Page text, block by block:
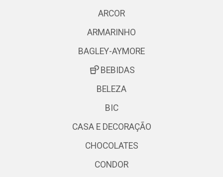
ARCOR
ARMARINHO
BAGLEY-AYMORE
BEBIDAS
BELEZA
BIC
CASA E DECORAÇÃO
CHOCOLATES
CONDOR